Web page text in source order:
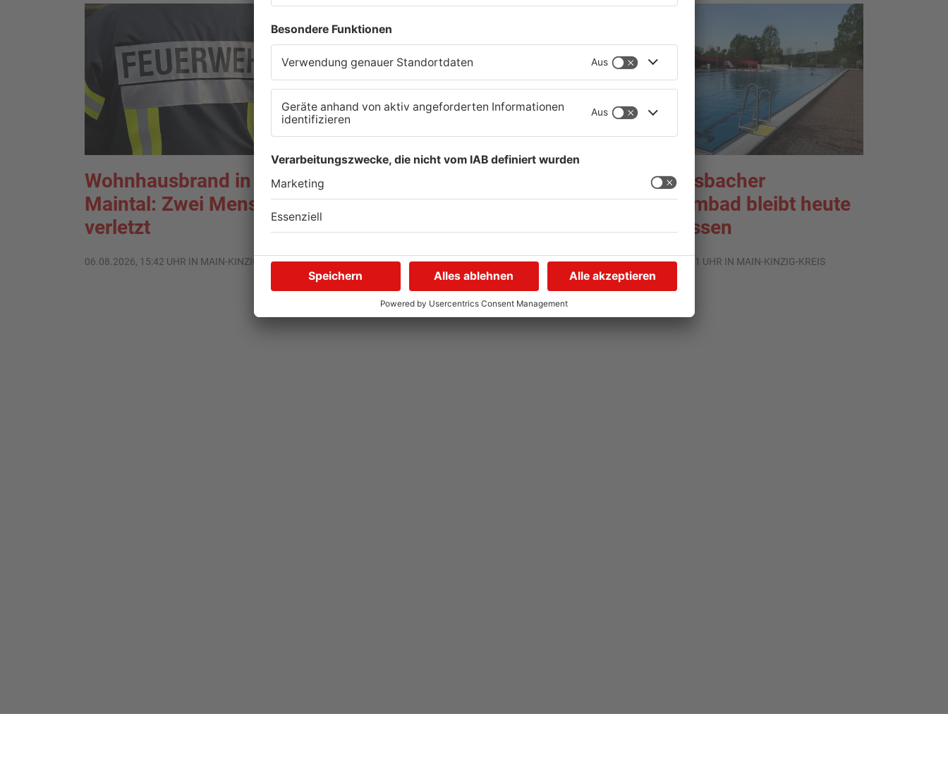
Wohnhausbrand in
Maintal: Zwei Menschen
verletzt
06.08.2026, 15:42 UHR IN MAIN-KINZIG-KREIS
Pendler im Main-Kinzig-
Kreis und in Hanau
06.08.2026, 11:33 UHR IN MAIN-KINZIG-KREIS
Wächtersbacher
Schwimmbad bleibt heute
geschlossen
05.08.2026, 07:31 UHR IN MAIN-KINZIG-KREIS